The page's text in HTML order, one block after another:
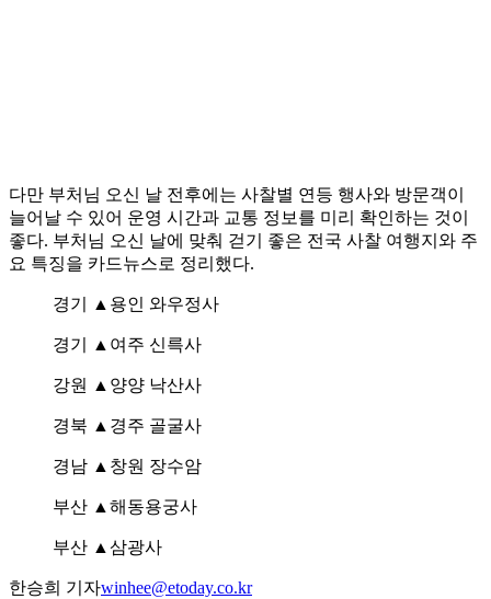
다만 부처님 오신 날 전후에는 사찰별 연등 행사와 방문객이
늘어날 수 있어 운영 시간과 교통 정보를 미리 확인하는 것이
좋다. 부처님 오신 날에 맞춰 걷기 좋은 전국 사찰 여행지와 주
요 특징을 카드뉴스로 정리했다.
경기 ▲용인 와우정사
경기 ▲여주 신륵사
강원 ▲양양 낙산사
경북 ▲경주 골굴사
경남 ▲창원 장수암
부산 ▲해동용궁사
부산 ▲삼광사
한승희 기자winhee@etoday.co.kr